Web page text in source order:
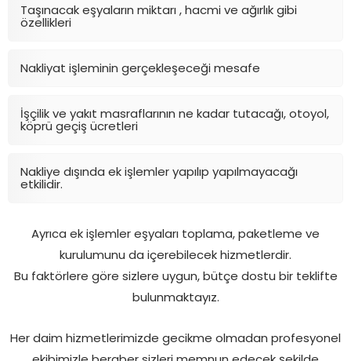
Taşınacak eşyaların miktarı , hacmi ve ağırlık gibi
özellikleri
Nakliyat işleminin gerçekleşeceği mesafe
İşçilik ve yakıt masraflarının ne kadar tutacağı, otoyol,
köprü geçiş ücretleri
Nakliye dışında ek işlemler yapılıp yapılmayacağı
etkilidir.
Ayrıca ek işlemler eşyaları toplama, paketleme ve
kurulumunu da içerebilecek hizmetlerdir.
Bu faktörlere göre sizlere uygun, bütçe dostu bir teklifte
bulunmaktayız.
Her daim hizmetlerimizde gecikme olmadan profesyonel